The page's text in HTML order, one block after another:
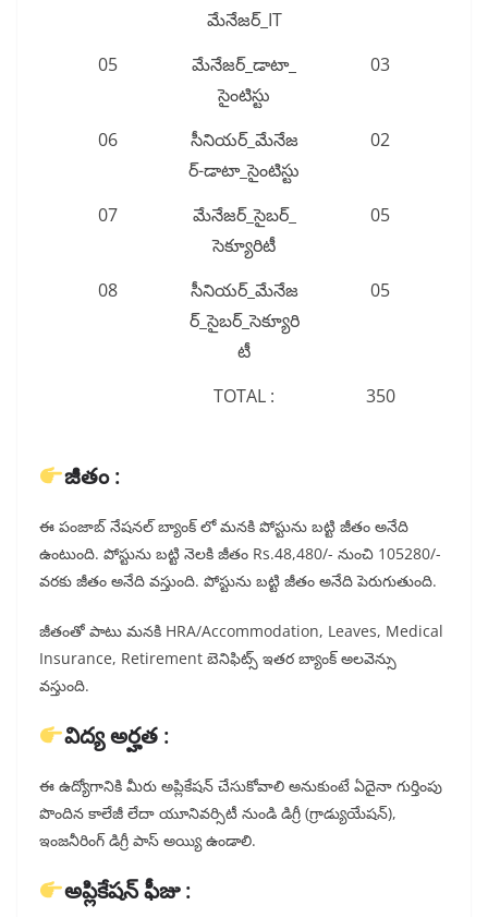
మేనేజర్_IT
05
మేనేజర్_డాటా_
సైంటిస్టు
03
06
సీనియర్_మేనేజ
ర్-డాటా_సైంటిస్టు
02
07
మేనేజర్_సైబర్_
సెక్యూరిటీ
05
08
సీనియర్_మేనేజ
ర్_సైబర్_సెక్యూరి
టీ
05
TOTAL : 350
జీతం :
ఈ పంజాబ్ నేషనల్ బ్యాంక్ లో మనకి పోస్టును బట్టి జీతం అనేది
ఉంటుంది. పోస్టును బట్టి నెలకి జీతం Rs.48,480/- నుంచి 105280/-
వరకు జీతం అనేది వస్తుంది. పోస్టును బట్టి జీతం అనేది పెరుగుతుంది.
జీతంతో పాటు మనకి HRA/Accommodation, Leaves, Medical
Insurance, Retirement బెనిఫిట్స్ ఇతర బ్యాంక్ అలవెన్సు
వస్తుంది.
విద్య అర్హత :
ఈ ఉద్యోగానికి మీరు అప్లికేషన్ చేసుకోవాలి అనుకుంటే ఏదైనా గుర్తింపు
పొందిన కాలేజీ లేదా యూనివర్సిటీ నుండి డిగ్రీ (గ్రాడ్యుయేషన్),
ఇంజనీరింగ్ డిగ్రీ పాస్ అయ్యి ఉండాలి.
అప్లికేషన్ ఫీజు :